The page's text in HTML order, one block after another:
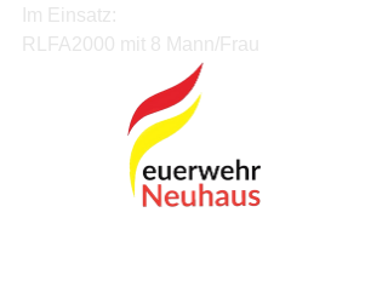
Im Einsatz:
RLFA2000 mit 8 Mann/Frau